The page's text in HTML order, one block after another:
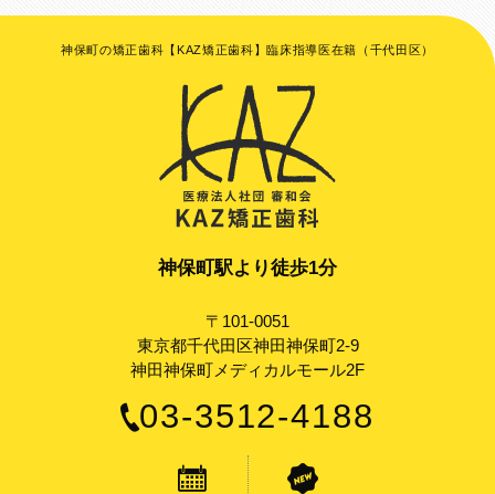
神保町の矯正歯科【KAZ矯正歯科】臨床指導医在籍（千代田区）
神保町駅より徒歩1分
〒101-0051
東京都千代田区神田神保町2-9
神田神保町メディカルモール2F
03-3512-4188